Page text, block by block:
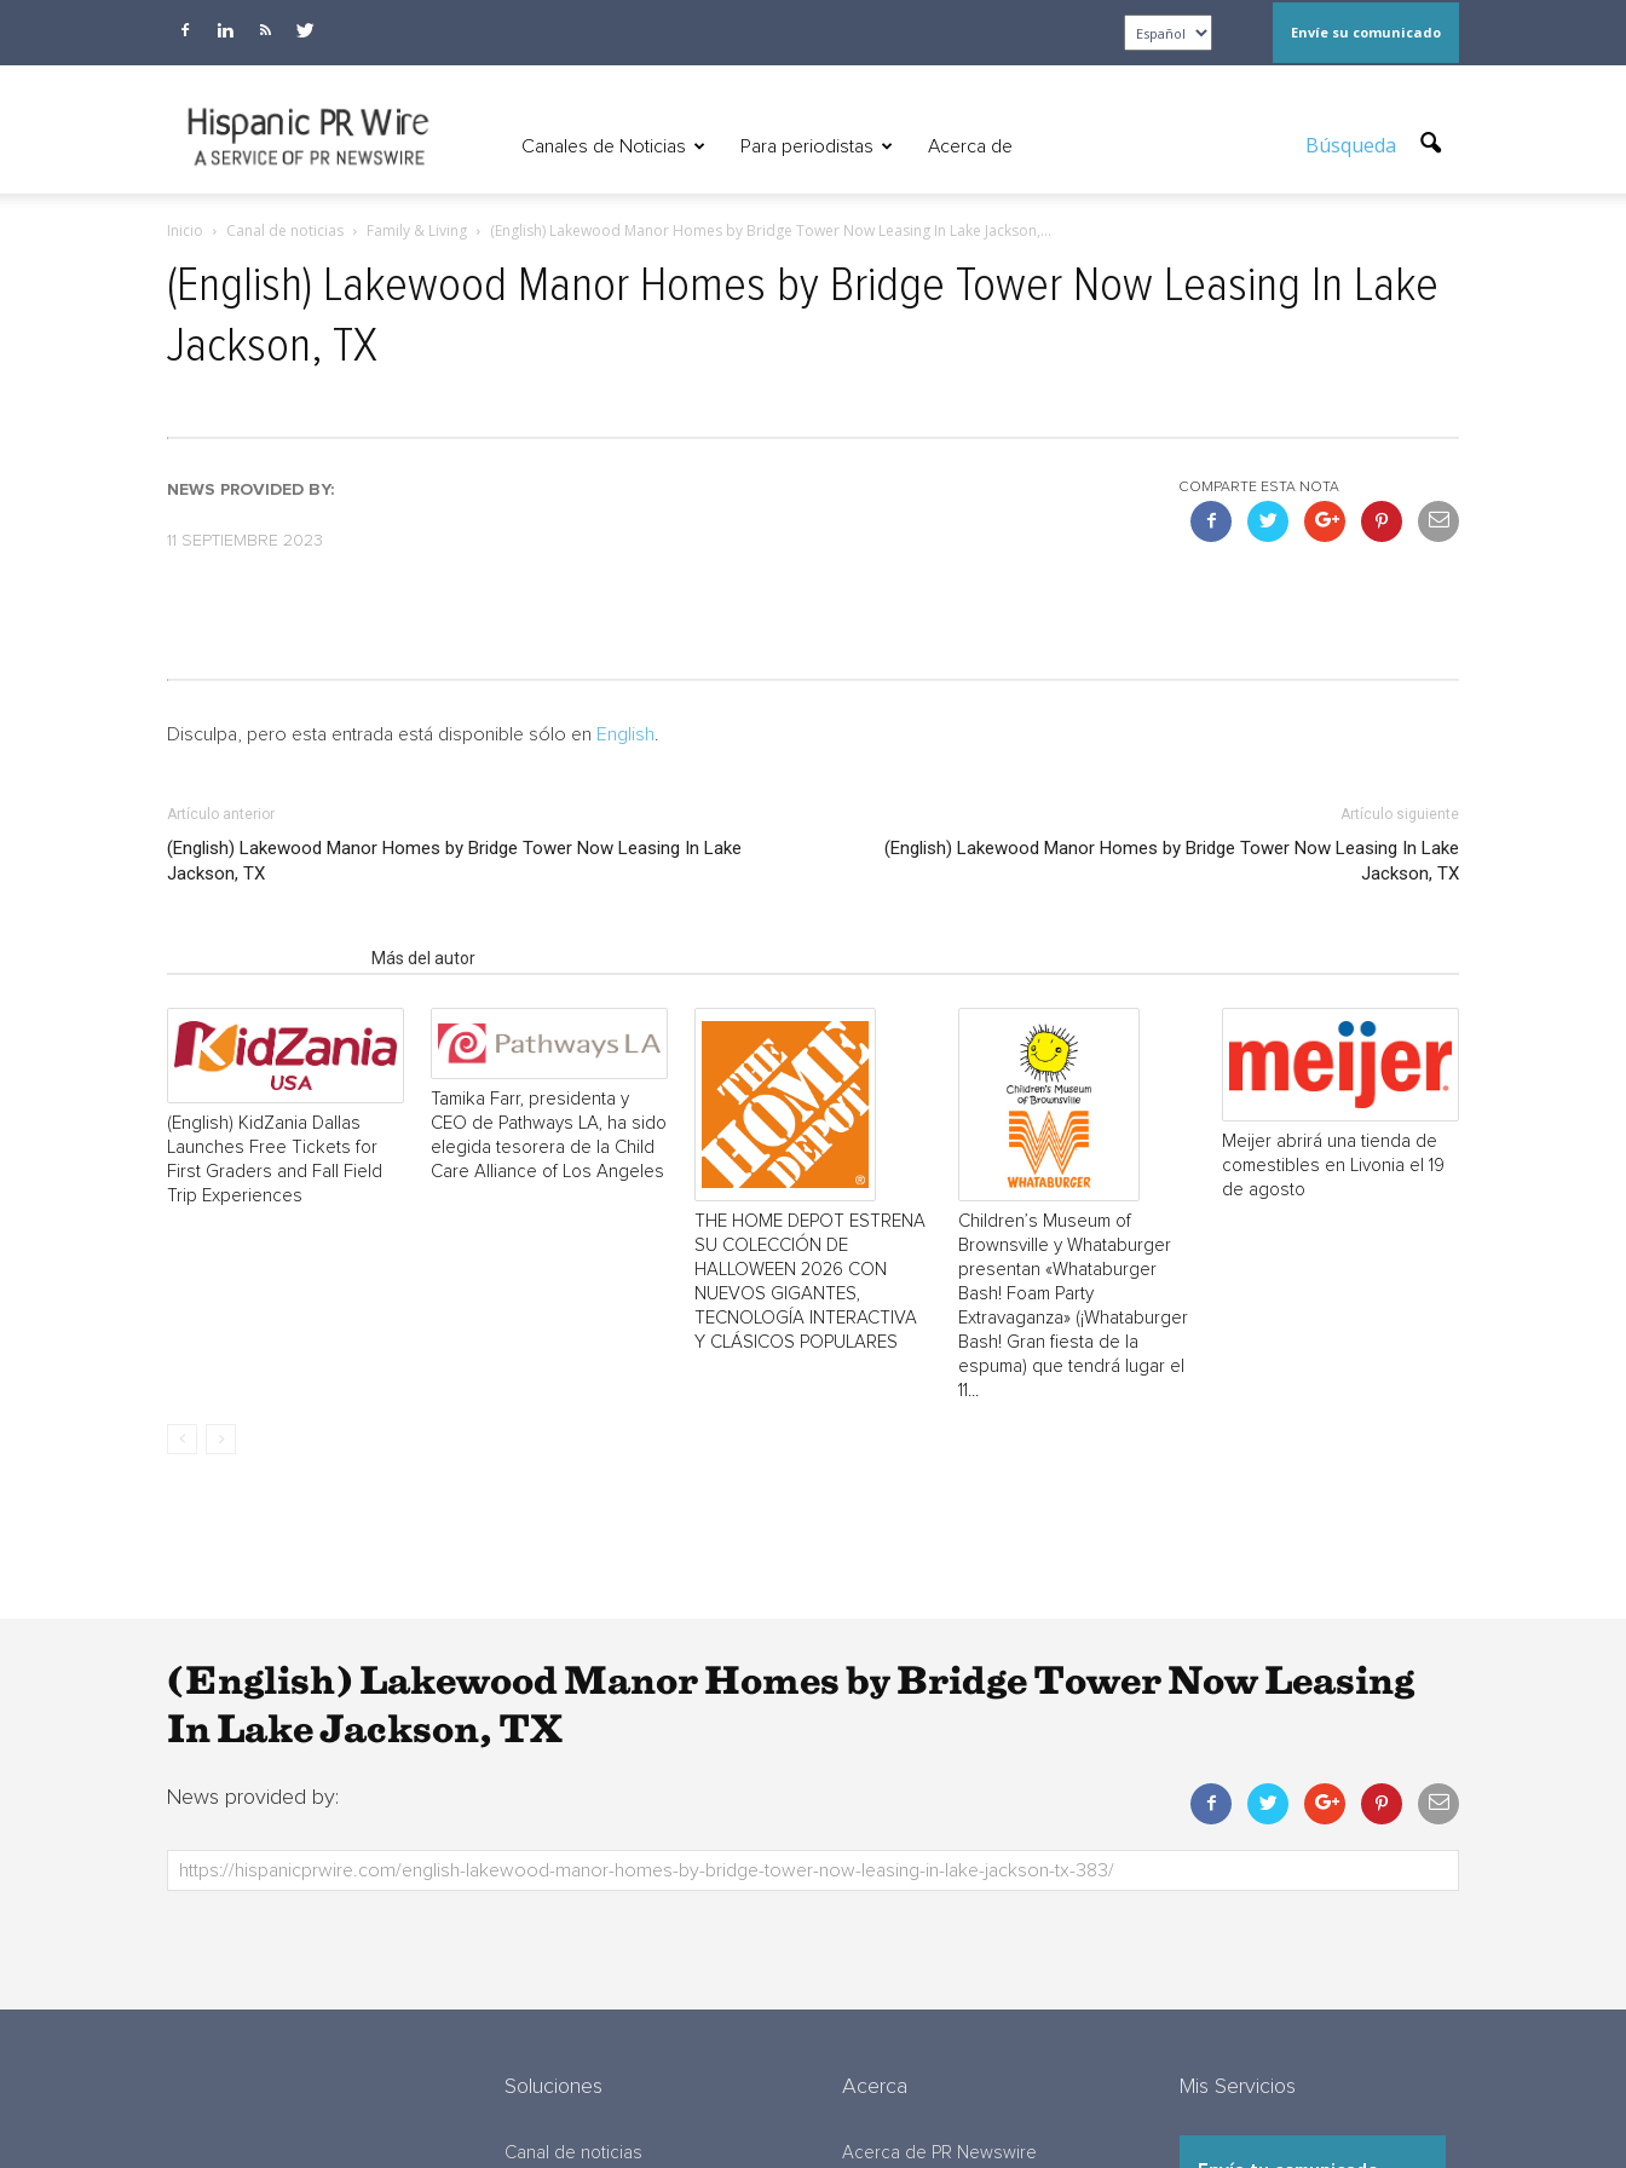
Envíe su comunicado
Canales de Noticias Para periodistas Acerca de Búsqueda
Inicio Canal de noticias Family & Living (English) Lakewood Manor Homes by Bridge Tower Now Leasing In Lake Jackson,...
(English) Lakewood Manor Homes by Bridge Tower Now Leasing In Lake
Jackson, TX
NEWS PROVIDED BY:
11 SEPTIEMBRE 2023
COMPARTE ESTA NOTA
Disculpa, pero esta entrada está disponible sólo en English
Artículo anterior
(English) Lakewood Manor Homes by Bridge Tower Now Leasing In Lake
Jackson, TX
Artículo siguiente
(English) Lakewood Manor Homes by Bridge Tower Now Leasing In Lake
Jackson, TX
Más del autor
(English) KidZania Dallas
Launches Free Tickets for
First Graders and Fall Field
Trip Experiences
Tamika Farr, presidenta y
CEO de Pathways LA, ha sido
elegida tesorera de la Child
Care Alliance of Los Angeles
THE HOME DEPOT ESTRENA
SU COLECCIÓN DE
HALLOWEEN 2026 CON
NUEVOS GIGANTES,
TECNOLOGÍA INTERACTIVA
Y CLÁSICOS POPULARES
Children’s Museum of
Brownsville y Whataburger
presentan «Whataburger
Bash! Foam Party
Extravaganza» (¡Whataburger
Bash! Gran fiesta de la
espuma) que tendrá lugar el
11...
Meijer abrirá una tienda de
comestibles en Livonia el 19
de agosto
(English) Lakewood Manor Homes by Bridge Tower Now Leasing
In Lake Jackson, TX
News provided by:
Soluciones
Canal de noticias
Acerca
Acerca de PR Newswire
Mis Servicios